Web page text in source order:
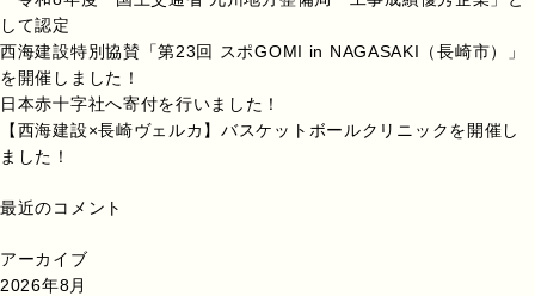
して認定
西海建設特別協賛「第23回 スポGOMI in NAGASAKI（長崎市）」
を開催しました！
日本赤十字社へ寄付を行いました！
【西海建設×長崎ヴェルカ】バスケットボールクリニックを開催し
ました！
最近のコメント
アーカイブ
2026年8月